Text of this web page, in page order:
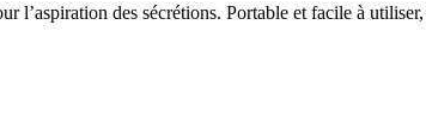
l’aspiration des sécrétions. Portable et facile à